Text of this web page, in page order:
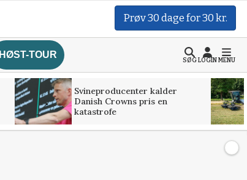
Prøv 30 dage for 30 kr.
HØST-TOUR
SØGLOGINMENU
Svineproducenter kalder
Danish Crowns pris en
katastrofe